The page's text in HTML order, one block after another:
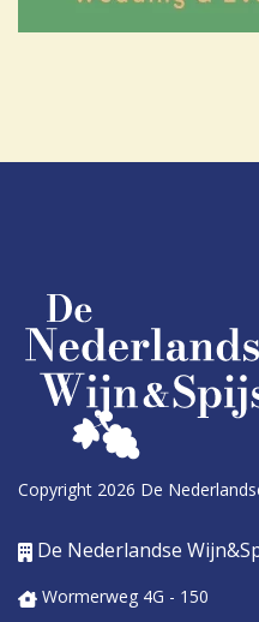
Copyright 2026 De
De Nederlandse
Wormerweg 4G - 150